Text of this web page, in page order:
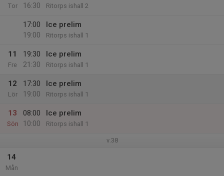
Tor
16:30
Ritorps ishall 2
17:00
19:00
Ice prelim
Ritorps ishall 1
11
Fre
19:30
21:30
Ice prelim
Ritorps ishall 1
12
Lör
17:30
19:00
Ice prelim
Ritorps ishall 1
13
Sön
08:00
10:00
Ice prelim
Ritorps ishall 1
v.38
14
Mån